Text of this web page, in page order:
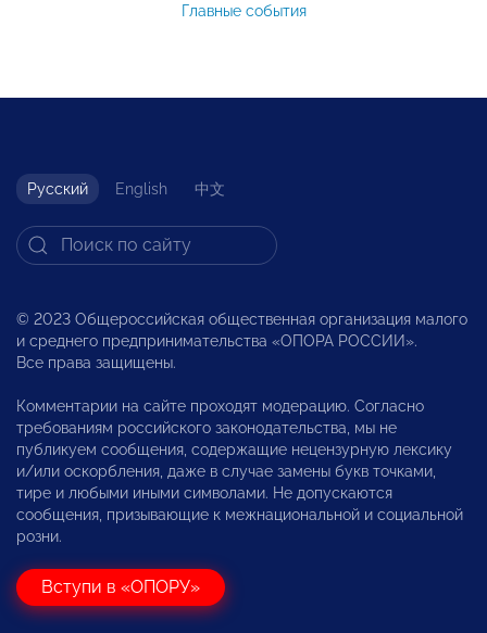
Главные события
Русский English 中文
© 2023 Общероссийская общественная организация малого
и среднего предпринимательства «ОПОРА РОССИИ».
Все права защищены.
Комментарии на сайте проходят модерацию. Согласно
требованиям российского законодательства, мы не
публикуем сообщения, содержащие нецензурную лексику
и/или оскорбления, даже в случае замены букв точками,
тире и любыми иными символами. Не допускаются
сообщения, призывающие к межнациональной и социальной
розни.
Вступи в «ОПОРУ»